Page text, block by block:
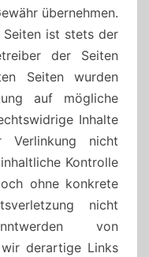
übernehmen.
Seiten ist stets der
der Seiten
Seiten wurden
auf mögliche
Inhalte
nicht
Kontrolle
ohne konkrete
nicht
von
derartige Links